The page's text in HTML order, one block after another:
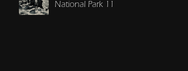
National Park 11